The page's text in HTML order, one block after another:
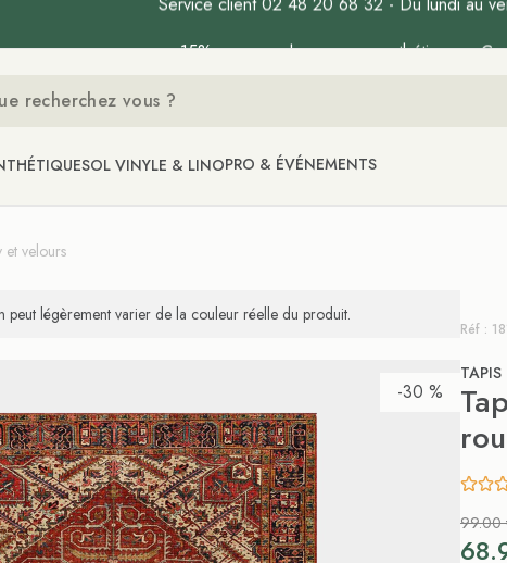
SOL VINYLE & LINOPRO & ÉVÉNEMENTS
et velours
peut légèrement varier de la couleur réelle du produit.
-30 %
Réf :
99.00